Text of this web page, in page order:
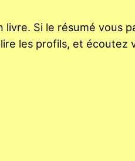
livre. Si le résumé vous
les profils, et écoutez